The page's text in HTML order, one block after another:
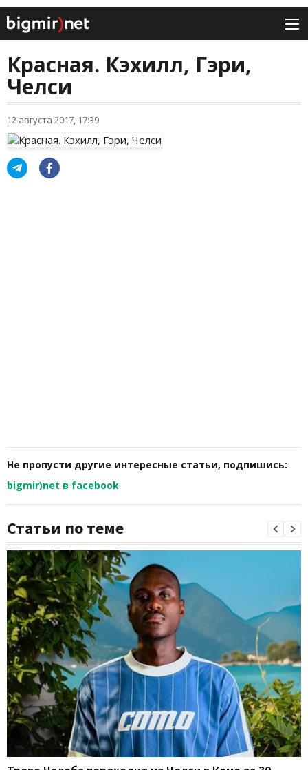
Красная. Кэхилл, Гэри,
Челси
12 августа 2017, 17:39
Не пропусти другие интересные статьи, подпишись:
bigmir)net в facebook
Статьи по теме